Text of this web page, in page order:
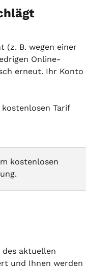
(z. B. wegen einer
Online-
erneut. Ihr Konto
Tarif
kostenlosen
des aktuellen
und Ihnen werden